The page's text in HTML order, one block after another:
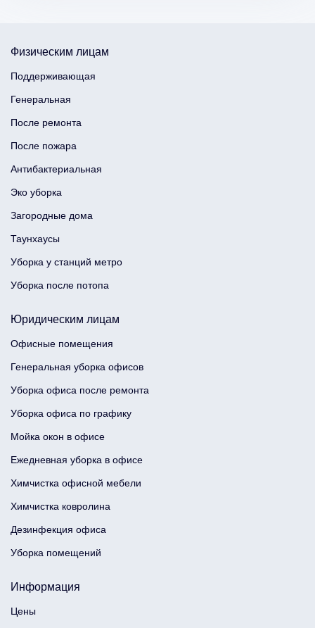
Физическим лицам
Поддерживающая
Генеральная
После ремонта
После пожара
Антибактериальная
Эко уборка
Загородные дома
Таунхаусы
Уборка у станций метро
Уборка после потопа
Юридическим лицам
Офисные помещения
Генеральная уборка офисов
Уборка офиса после ремонта
Уборка офиса по графику
Мойка окон в офисе
Ежедневная уборка в офисе
Химчистка офисной мебели
Химчистка ковролина
Дезинфекция офиса
Уборка помещений
Информация
Цены